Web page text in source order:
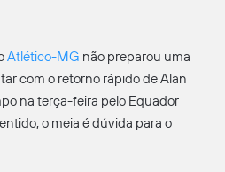
Atlético-MG não preparou uma
com o retorno rápido de Alan
na terça-feira pelo Equador
o meia é dúvida para o